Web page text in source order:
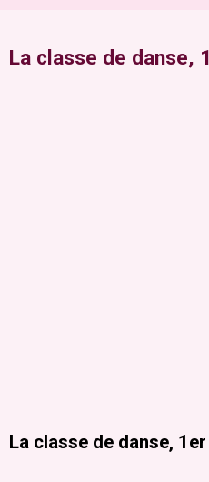
La classe de
La classe de danse,